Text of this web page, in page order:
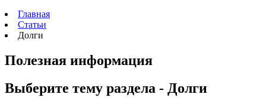
Главная
Статьи
Долги
Полезная информация
Выберите тему раздела - Долги